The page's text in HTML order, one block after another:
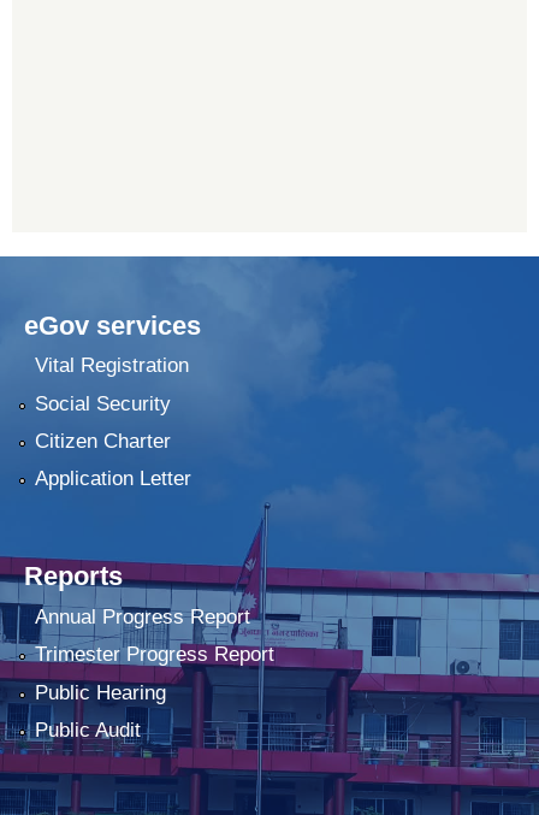
eGov services
Vital Registration
Social Security
Citizen Charter
Application Letter
Reports
Annual Progress Report
Trimester Progress Report
Public Hearing
Public Audit